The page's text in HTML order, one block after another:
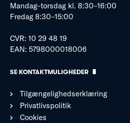
Mandag–torsdag kl. 8:30–16:00
Fredag 8:30–15:00
CVR: 10 29 48 19
EAN: 5798000018006
SE KONTAKTMULIGHEDER
Tilgængelighedserklæring
Privatlivspolitik
Cookies